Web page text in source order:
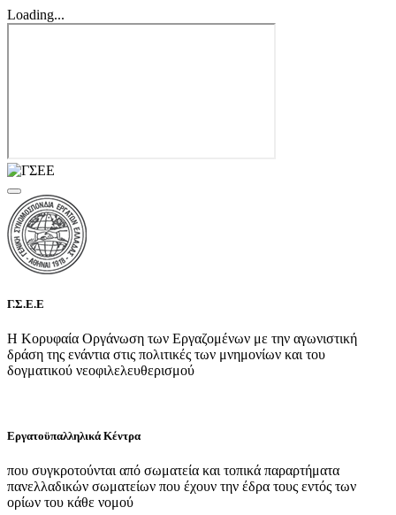
Loading...
Γ.Σ.Ε.Ε
Η Κορυφαία Οργάνωση των Εργαζομένων με την αγωνιστική
δράση της ενάντια στις πολιτικές των μνημονίων και του
δογματικού νεοφιλελευθερισμού
Εργατοϋπαλληλικά Κέντρα
που συγκροτούνται από σωματεία και τοπικά παραρτήματα
πανελλαδικών σωματείων που έχουν την έδρα τους εντός των
ορίων του κάθε νομού